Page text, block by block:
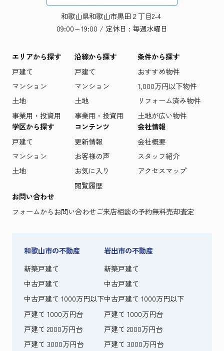
和歌山県和歌山市黒田２丁目2-4
09:00～19:00 / 定休日 : 毎週水曜日
エリアから探す
戸建て
マンション
土地
事業用・投資用
沿線から探す
戸建て
マンション
土地
事業用・投資用
条件から探す
おすすめ物件
1,000万円以下物件
リフォーム済み物件
土地が広い物件
学区から探す
戸建て
マンション
土地
コンテンツ
更新情報
お客様の声
お気に入り
閲覧履歴
会社情報
会社概要
スタッフ紹介
アクセスマップ
お問い合わせ
フォームからお問い合わせご来店相談の予約無料売却査定
和歌山市の不動産
新築戸建て
中古戸建て
中古戸建て 1000万円以下
戸建て 1000万円台
戸建て 2000万円台
戸建て 3000万円台
岩出市の不動産
新築戸建て
中古戸建て
中古戸建て 1000万円以下
戸建て 1000万円台
戸建て 2000万円台
戸建て 3000万円台